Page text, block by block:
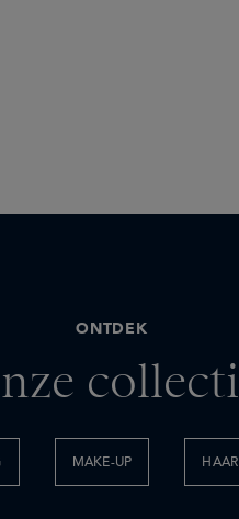
ONTDEK
MAKE-UP HAAR